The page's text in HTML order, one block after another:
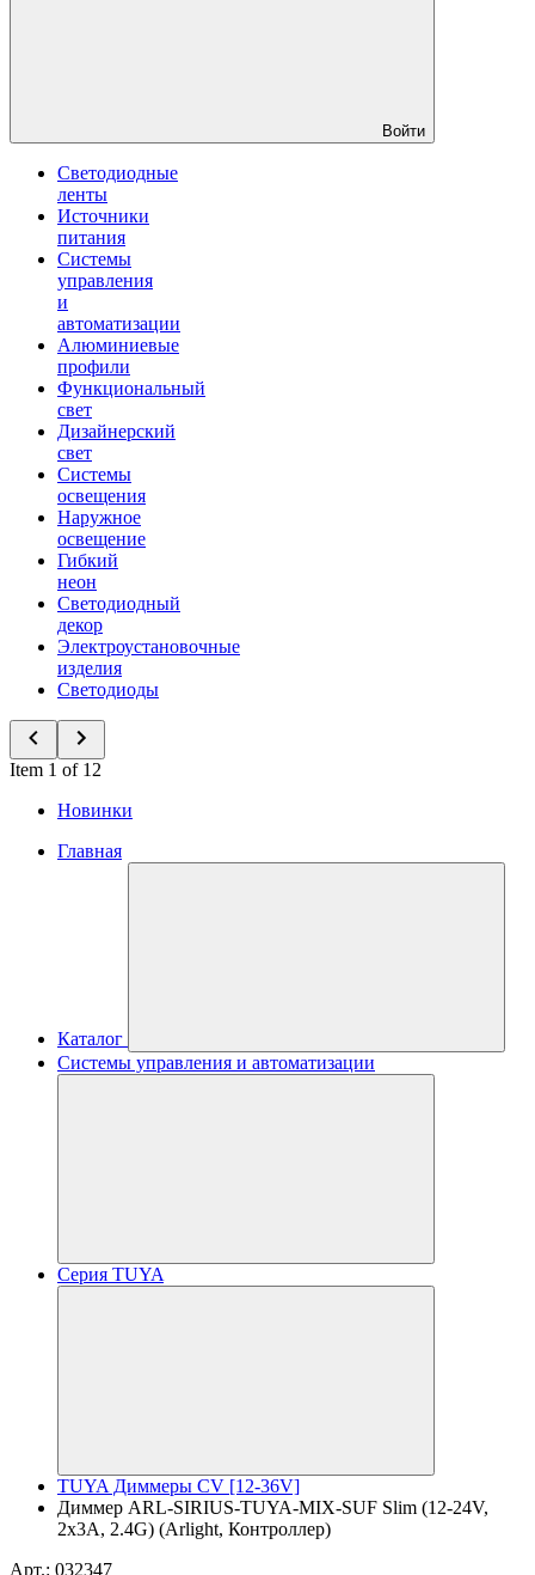
Войти
Светодиодные
ленты
Источники
питания
Системы
управления
и
автоматизации
Алюминиевые
профили
Функциональный
свет
Дизайнерский
свет
Системы
освещения
Наружное
освещение
Гибкий
неон
Светодиодный
декор
Электроустановочные
изделия
Светодиоды
Item 1 of 12
Новинки
Главная
Каталог
Системы управления и автоматизации
Серия TUYA
TUYA Диммеры CV [12-36V]
Диммер ARL-SIRIUS-TUYA-MIX-SUF Slim (12-24V,
2x3A, 2.4G) (Arlight, Контроллер)
Арт.: 032347